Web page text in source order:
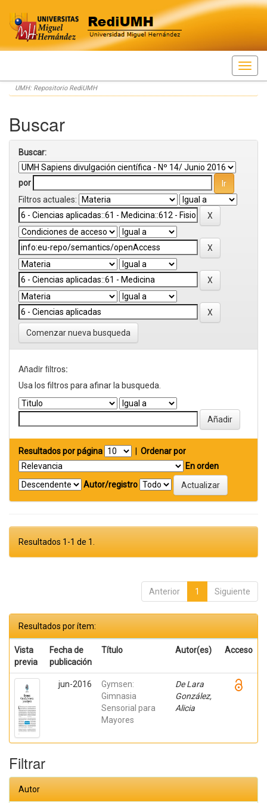
Skip
navigation
UMH: Repositorio RediUMH
Buscar
Buscar:
por
Filtros actuales:
Comenzar nueva busqueda
Añadir filtros:
Usa los filtros para afinar la busqueda.
Resultados por página
Ordenar por
En orden
Autor/registro
Resultados 1-1 de 1.
Anterior 1 Siguiente
Resultados por ítem:
Vista
previa
Fecha de
publicación
Título Autor(es) Acceso
jun-2016
Gymsen:
Gimnasia
Sensorial para
Mayores
De Lara
González,
Alicia
Filtrar
Autor